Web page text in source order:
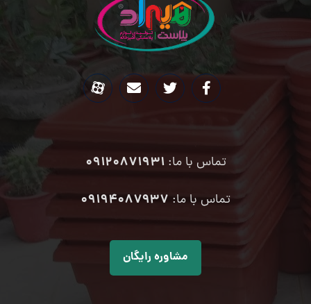
تماس با ما:09120871931
تماس با ما: ۰۹۱۹۴۰۸۷۹۳۷
مشاوره رایگان